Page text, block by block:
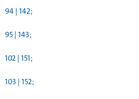
94 | 142;
95 | 143;
102 | 151;
103 | 152;